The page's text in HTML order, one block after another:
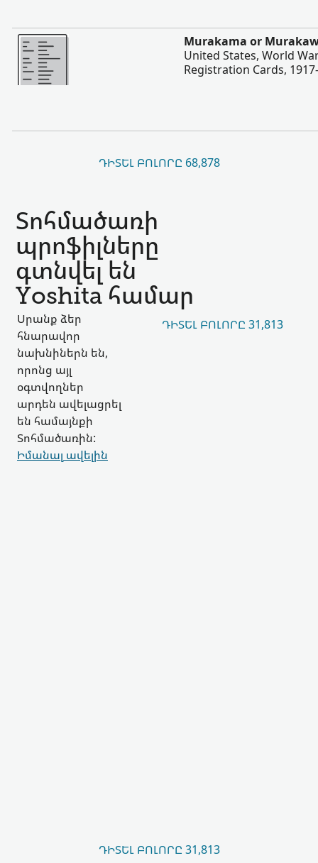
Ավելի
Murakama or
United States, World
Registration Cards,
ԴԻՏԵԼ ԲՈԼՈՐԸ 68,878
Տոհմածառի
պրոֆիլները
գտնվել են
Yoshita համար
Սրանք ձեր
հնարավոր
նախնիներն են,
որոնց այլ
օգտվողներ
արդեն ավելացրել
են համայնքի
Տոհմածառին:
Իմանալ ավելին
ԴԻՏԵԼ ԲՈԼՈՐԸ 31,813
ԴԻՏԵԼ ԲՈԼՈՐԸ 31,813